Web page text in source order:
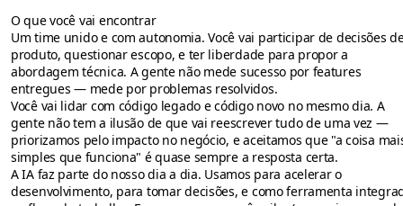
O que você vai encontrar
Um time unido e com autonomia. Você vai participar de decisões
produto, questionar escopo, e ter liberdade para propor a
abordagem técnica. A gente não mede sucesso por features
entregues — mede por problemas resolvidos.
Você vai lidar com código legado e código novo no mesmo dia. A
gente não tem a ilusão de que vai reescrever tudo de uma vez —
priorizamos pelo impacto no negócio, e aceitamos que "a coisa
simples que funciona" é quase sempre a resposta certa.
A IA faz parte do nosso dia a dia. Usamos para acelerar o
desenvolvimento, para tomar decisões, e como ferramenta